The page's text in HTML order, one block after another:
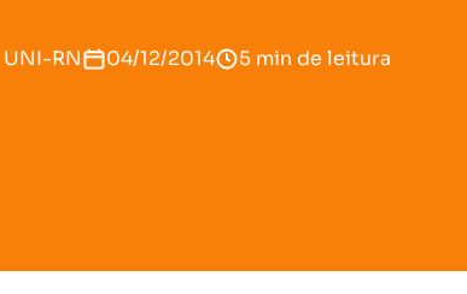
UNI-RN 04/12/2014 5 min de leitura